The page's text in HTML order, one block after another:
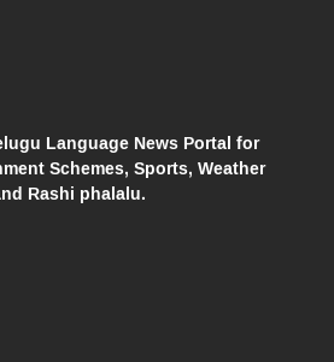
Language News Portal for
Schemes, Sports, Weather
Rashi phalalu.